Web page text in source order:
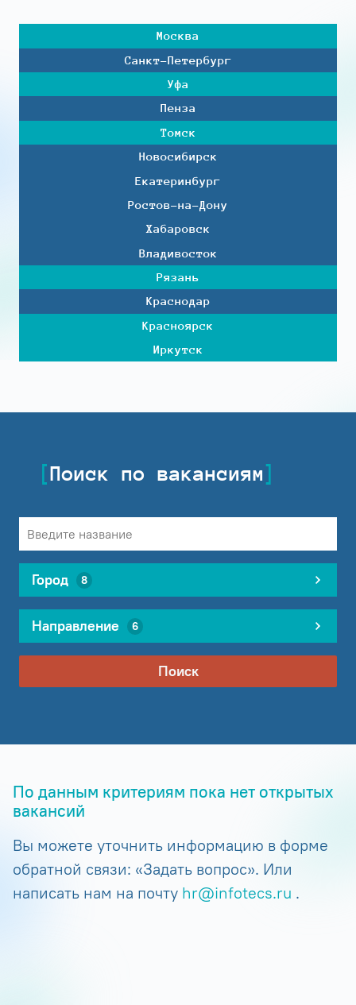
Москва
Санкт-Петербург
Уфа
Пенза
Томск
Новосибирск
Екатеринбург
Ростов-на-Дону
Хабаровск
Владивосток
Рязань
Краснодар
Красноярск
Иркутск
Поиск по вакансиям
Город 8
Направление 6
Поиск
По данным критериям пока нет открытых
вакансий
Вы можете уточнить информацию в форме
обратной связи: «Задать вопрос». Или
написать нам на почту hr@infotecs.ru .